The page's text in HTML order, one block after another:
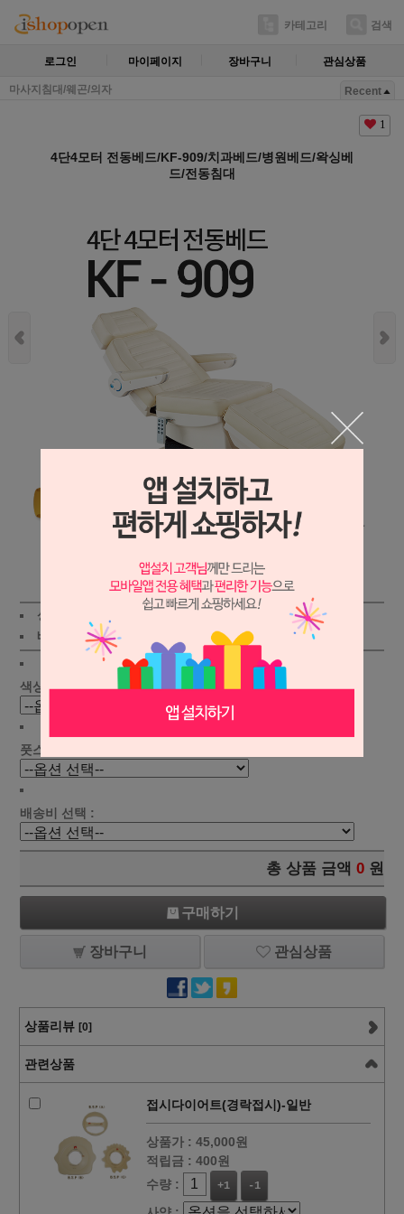
카테고리 검색
로그인 마이페이지 장바구니 관심상품
마사지침대/웨곤/의자 Recent
1
4단4모터 전동베드/KF-909/치과베드/병원베드/왁싱베
드/전동침대
상세보기
상품가 : 3,380,000원
배송비 : (조건) 지역별 !
색상 선택 :
풋스위치 선택 :
배송비 선택 :
총 상품 금액 0 원
구매하기
장바구니 관심상품
상품리뷰 [0]
관련상품
접시다이어트(경락접시)-일반
상품가 : 45,000원
적립금 : 400원
수량 :
+1 -1